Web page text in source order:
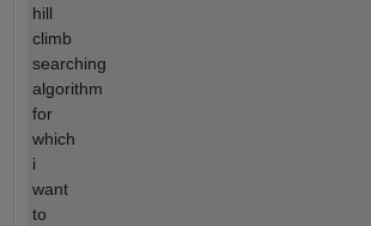
hill
climb
searching
algorithm
for
which
i
want
to